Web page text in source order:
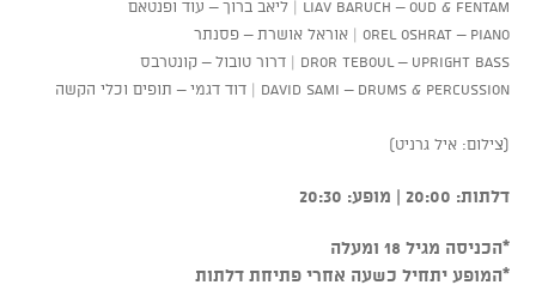
Liav Baruch – Oud & Fentam | ליאב ברוך – עוד ופנטאם
Orel Oshrat – Piano | אוראל אושרת – פסנתר
Dror Teboul – Upright Bass | דרור טובול – קונטרבס
David Sami – Drums & Percussion | דוד דגמי – תופים וכלי הקשה
(צילום: איל גרניט)
דלתות: 20:00 | מופע: 20:30
*הכניסה מגיל 18 ומעלה
*המופע יתחיל כשעה אחרי פתיחת דלתות